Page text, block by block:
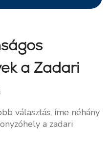
a Zadari
választás, íme néhány
a zadari